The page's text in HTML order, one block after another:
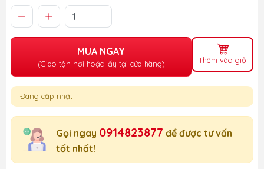
MUA NGAY
(Giao tận nơi hoặc lấy tại cửa hàng) Thêm vào giỏ
Đang cập nhật
Gọi ngay 0914823877 để được tư vấn
tốt nhất!